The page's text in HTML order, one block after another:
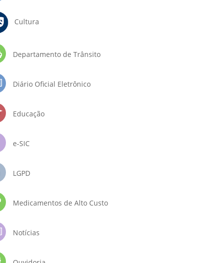
Cultura
Departamento de Trânsito
Diário Oficial Eletrônico
Educação
e-SIC
LGPD
Medicamentos de Alto Custo
Notícias